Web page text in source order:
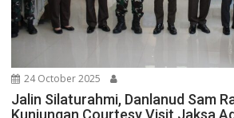
24 October 2025
Jalin Silaturahmi, Danlanud Sam
Kunjungan Courtesy Visit Jaksa